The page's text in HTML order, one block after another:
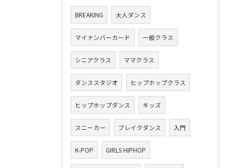
BREAKING 大人ダンス
マイナンバーカード 一般クラス
シニアクラス ママクラス
ダンススタジオ ヒップホップクラス
ヒップホップダンス キッズ
スニーカー ブレイクダンス 入門
K-POP GIRLS HIPHOP